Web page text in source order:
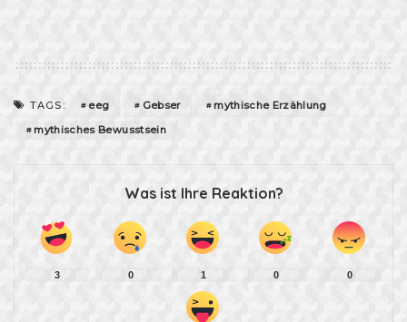
TAGS: eeg Gebser
mythische Erzählung
mythisches Bewusstsein
Was ist Ihre Reaktion?
3 0 1 0 0